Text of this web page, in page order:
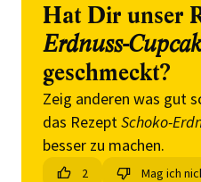
Hat Dir unser
Erdnuss-
geschmeckt?
Zeig anderen was gut
das RezeptSchoko-
besser zu machen.
2 Mag ich